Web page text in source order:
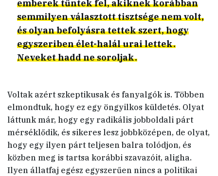
emberek tűntek fel, akiknek korábban
semmilyen választott tisztsége nem volt,
és olyan befolyásra tettek szert, hogy
egyszeriben élet-halál urai lettek.
Neveket hadd ne soroljak.
Voltak azért szkeptikusak és fanyalgók is. Többen
elmondtuk, hogy ez egy öngyilkos küldetés. Olyat
láttunk már, hogy egy radikális jobboldali párt
mérséklődik, és sikeres lesz jobbközépen, de olyat,
hogy egy ilyen párt teljesen balra tolódjon, és
közben meg is tartsa korábbi szavazóit, aligha.
Ilyen állatfaj egész egyszerűen nincs a politikai